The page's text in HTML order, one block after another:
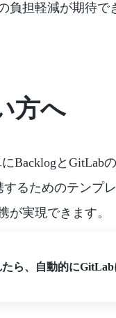
負担軽減が期待
方へ
BacklogとGitLab
るためのテンプ
が実現できます。
ら、自動的に